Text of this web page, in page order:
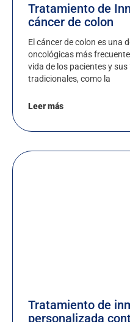
Tratamiento de
cáncer de colon
El cáncer de colon es una
oncológicas más
vida de los pacientes y
tradicionales, como la
Leer más
Tratamiento de
personalizada